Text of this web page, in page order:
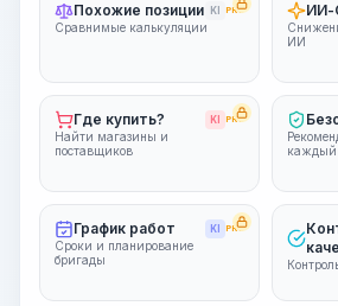
Похожие позиции KI PRO
Сравнимые калькуляции
ИИ-
ИИ
Где купить? KI PRO
Найти магазины и
поставщиков
каждый
График работ KI PRO
Сроки и планирование
бригады